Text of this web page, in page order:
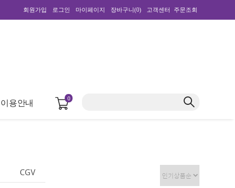
회원가입 로그인 마이페이지 장바구니(0) 고객센터 주문조회
이용안내 0
CGV